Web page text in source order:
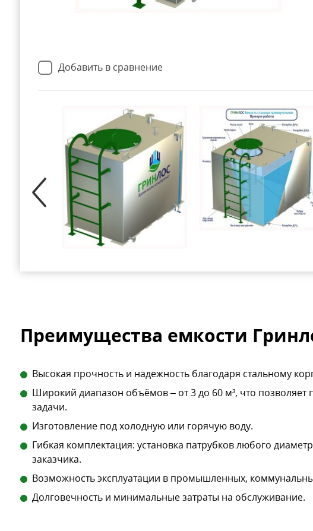
Добавить в сравнение
Преимущества емкости
Высокая прочность и надежность благодаря стальному
Широкий диапазон объёмов – от 3 до 60 м³, что
задачи.
Изготовление под холодную или горячую воду.
Гибкая комплектация: установка патрубков любого
заказчика.
Возможность эксплуатации в промышленных,
Долговечность и минимальные затраты на обслуживание.